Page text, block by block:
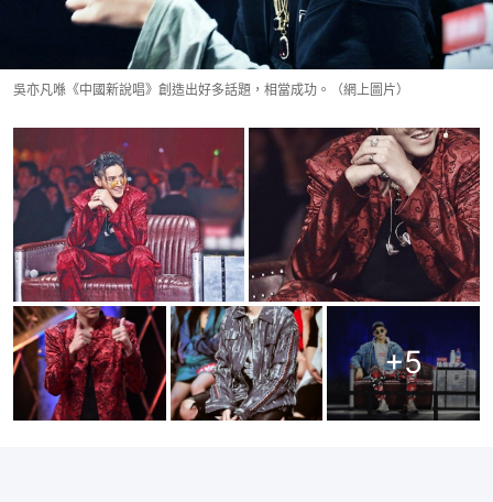
吳亦凡喺《中國新說唱》創造出好多話題，相當成功。（網上圖片）
+5